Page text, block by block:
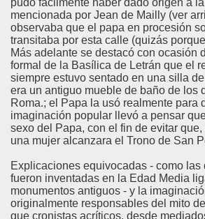
pudo fácilmente haber dado origen a
mencionada por Jean de Mailly (ver
observaba que el papa en procesión
transitaba por esta calle (quizás
Más adelante se destacó con ocasión
formal de la Basílica de Letrán que el
siempre estuvo sentado en una silla
era un antiguo mueble de baño de los
Roma.; el Papa la usó realmente para
imaginación popular llevó a pensar
sexo del Papa, con el fin de evitar
una mujer alcanzara el Trono de San
Explicaciones equivocadas - como las
fueron inventadas en la Edad Media
monumentos antiguos - y la
originalmente responsables del mito
que cronistas acríticos, desde